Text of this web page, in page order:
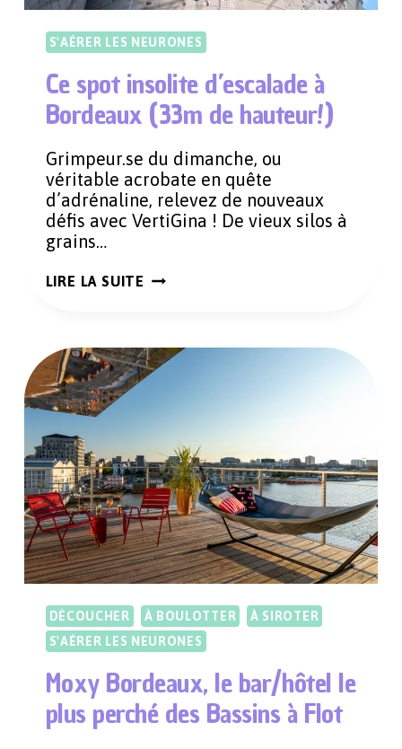
S'AÉRER LES NEURONES
Ce spot insolite d’escalade à
Bordeaux (33m de hauteur!)
Grimpeur.se du dimanche, ou
véritable acrobate en quête
d’adrénaline, relevez de nouveaux
défis avec VertiGina ! De vieux silos à
grains…
LIRE LA SUITE CE
BORDEAUX
(33M
DÉCOUCHER À BOULOTTER
À SIROTER
S'AÉRER LES NEURONES
Moxy Bordeaux, le bar/hôtel le
plus perché des Bassins à Flot